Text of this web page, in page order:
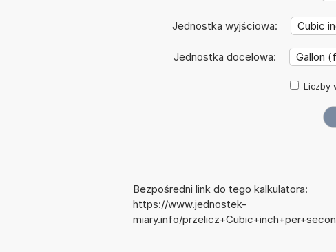
Jednostka wyjściowa:
Jednostka docelowa:
Liczby
Bezpośredni link do tego kalkulatora:
https://www.jednostek-
miary.info/